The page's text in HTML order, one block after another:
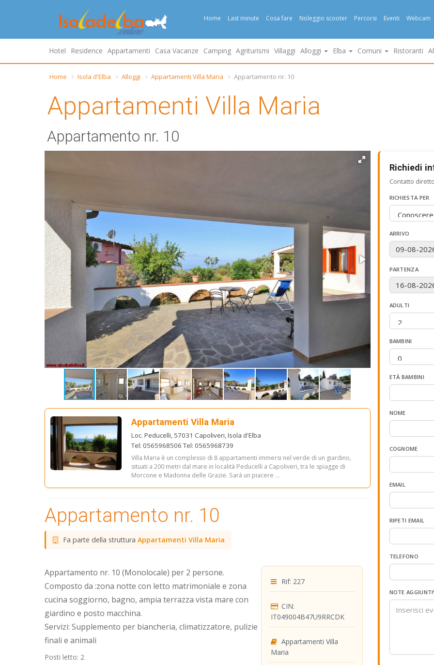
Home Last minute Cosa fare Noleggio scooter Percorsi Eventi Webcam
Hotel Residence Appartamenti Casa Vacanze Camping Agriturismi Villaggi Alloggi Elba Comuni Ristoranti
Home Isola d'Elba Alloggi Appartamenti Villa Maria Appartamento nr. 10
Appartamenti Villa Maria
Appartamento nr. 10
Appartamenti Villa Maria
Loc. Peducelli, 57031 Capoliveri, Isola d'Elba
Tel: 0565968506 Tel: 0565968739
Villa Maria è un complesso di 8 appartamenti immersi nel verde di un giardino,
situati a 200 metri dal mare in località Peducelli a Capoliveri, tra le spiagge di
Morcone e Madonna delle Grazie. Sarà un piacere ...
Appartamento nr. 10
Fa parte della struttura Appartamenti Villa Maria
Appartamento nr. 10 (Monolocale) per 2 persone.
Composto da :zona notte con letto matrimoniale e zona
cucina soggiorno, bagno, ampia terrazza vista mare con
giardino e posto macchina.
Servizi: Supplemento per biancheria, climatizzatore, pulizie
finali e animali
Posti letto: 2
Rif: 227
CIN:
IT049004B47U9RRCDK
Appartamenti Villa
Maria
Richiedi
Contatto
RICHIESTA PER
ARRIVO
PARTENZA
ADULTI
BAMBINI
ETÀ BAMBINI
NOME
COGNOME
EMAIL
RIPETI EMAIL
TELEFONO
NOTE